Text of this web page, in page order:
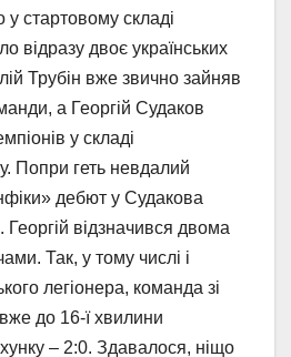
стартовому складі
відразу двоє українських
Трубін вже звично зайняв
а Георгій Судаков
у складі
Попри геть невдалий
дебют у Судакова
відзначився двома
Так, у тому числі і
легіонера, команда зі
вже до 16-ї хвилини
– 2:0. Здавалося, ніщо